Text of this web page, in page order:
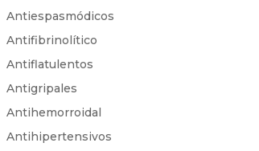
Antiespasmódicos
Antifibrinolítico
Antiflatulentos
Antigripales
Antihemorroidal
Antihipertensivos